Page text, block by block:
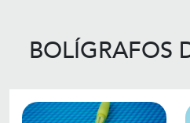
BOLÍGRAFOS